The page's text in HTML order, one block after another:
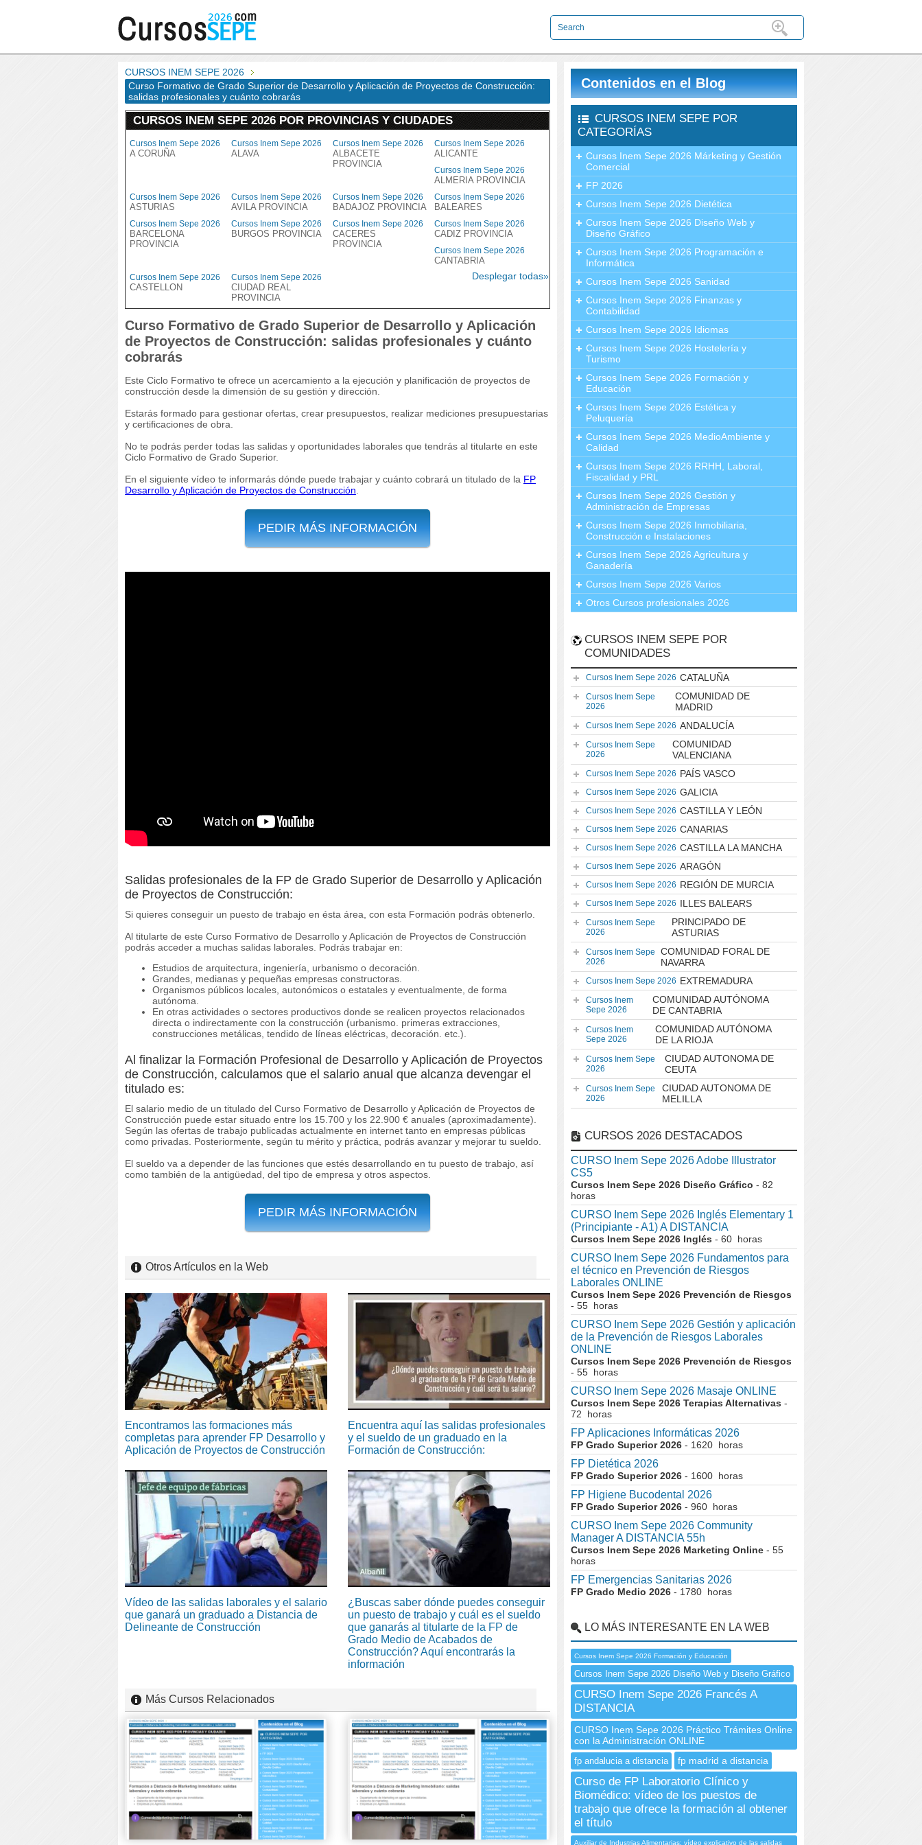
CURSOS INEM SEPE 2026
Curso Formativo de Grado Superior de Desarrollo y Aplicación de Proyectos de Construcción:
salidas profesionales y cuánto cobrarás
CURSOS INEM SEPE 2026 POR PROVINCIAS Y CIUDADES
Cursos Inem Sepe 2026
A CORUÑA
Cursos Inem Sepe 2026
ALAVA
Cursos Inem Sepe 2026
ALBACETE
PROVINCIA
Cursos Inem Sepe 2026
ALICANTE
Cursos Inem Sepe 2026
ALMERIA PROVINCIA
Cursos Inem Sepe 2026
ASTURIAS
Cursos Inem Sepe 2026
AVILA PROVINCIA
Cursos Inem Sepe 2026
BADAJOZ PROVINCIA
Cursos Inem Sepe 2026
BALEARES
Cursos Inem Sepe 2026
BARCELONA
PROVINCIA
Cursos Inem Sepe 2026
BURGOS PROVINCIA
Cursos Inem Sepe 2026
CACERES
PROVINCIA
Cursos Inem Sepe 2026
CADIZ PROVINCIA
Cursos Inem Sepe 2026
CANTABRIA
Cursos Inem Sepe 2026
CASTELLON
Cursos Inem Sepe 2026
CIUDAD REAL
PROVINCIA
Desplegar todas»
Curso Formativo de Grado Superior de Desarrollo y Aplicación
de Proyectos de Construcción: salidas profesionales y cuánto
cobrarás
Este Ciclo Formativo te ofrece un acercamiento a la ejecución y planificación de proyectos de
construcción desde la dimensión de su gestión y dirección.
Estarás formado para gestionar ofertas, crear presupuestos, realizar mediciones presupuestarias
y certificaciones de obra.
No te podrás perder todas las salidas y oportunidades laborales que tendrás al titularte en este
Ciclo Formativo de Grado Superior.
En el siguiente vídeo te informarás dónde puede trabajar y cuánto cobrará un titulado de la FP
Desarrollo y Aplicación de Proyectos de Construcción
PEDIR MÁS INFORMACIÓN
Salidas profesionales de la FP de Grado Superior de Desarrollo y Aplicación
de Proyectos de Construcción:
Si quieres conseguir un puesto de trabajo en ésta área, con esta Formación podrás obtenerlo.
Al titularte de este Curso Formativo de Desarrollo y Aplicación de Proyectos de Construcción
podrás acceder a muchas salidas laborales. Podrás trabajar en:
Estudios de arquitectura, ingeniería, urbanismo o decoración.
Grandes, medianas y pequeñas empresas constructoras.
Organismos públicos locales, autonómicos o estatales y eventualmente, de forma
autónoma.
En otras actividades o sectores productivos donde se realicen proyectos relacionados
directa o indirectamente con la construcción (urbanismo. primeras extracciones,
construcciones metálicas, tendido de líneas eléctricas, decoración. etc.).
Al finalizar la Formación Profesional de Desarrollo y Aplicación de Proyectos
de Construcción, calculamos que el salario anual que alcanza devengar el
titulado es:
El salario medio de un titulado del Curso Formativo de Desarrollo y Aplicación de Proyectos de
Construcción puede estar situado entre los 15.700 y los 22.900 € anuales (aproximadamente).
Según las ofertas de trabajo publicadas actualmente en internet tanto en empresas públicas
como privadas. Posteriormente, según tu mérito y práctica, podrás avanzar y mejorar tu sueldo.
El sueldo va a depender de las funciones que estés desarrollando en tu puesto de trabajo, así
como también de la antigüedad, del tipo de empresa y otros aspectos.
PEDIR MÁS INFORMACIÓN
Otros Artículos en la Web
Encontramos las formaciones más
completas para aprender FP Desarrollo y
Aplicación de Proyectos de Construcción
Encuentra aquí las salidas profesionales
y el sueldo de un graduado en la
Formación de Construcción:
Vídeo de las salidas laborales y el salario
que ganará un graduado a Distancia de
Delineante de Construcción
¿Buscas saber dónde puedes conseguir
un puesto de trabajo y cuál es el sueldo
que ganarás al titularte de la FP de
Grado Medio de Acabados de
Construcción? Aquí encontrarás la
información
Más Cursos Relacionados
Contenidos en el Blog
CURSOS INEM SEPE POR
CATEGORÍAS
Cursos Inem Sepe 2026 Márketing y Gestión
Comercial
FP 2026
Cursos Inem Sepe 2026 Dietética
Cursos Inem Sepe 2026 Diseño Web y
Diseño Gráfico
Cursos Inem Sepe 2026 Programación e
Informática
Cursos Inem Sepe 2026 Sanidad
Cursos Inem Sepe 2026 Finanzas y
Contabilidad
Cursos Inem Sepe 2026 Idiomas
Cursos Inem Sepe 2026 Hostelería y
Turismo
Cursos Inem Sepe 2026 Formación y
Educación
Cursos Inem Sepe 2026 Estética y
Peluquería
Cursos Inem Sepe 2026 MedioAmbiente y
Calidad
Cursos Inem Sepe 2026 RRHH, Laboral,
Fiscalidad y PRL
Cursos Inem Sepe 2026 Gestión y
Administración de Empresas
Cursos Inem Sepe 2026 Inmobiliaria,
Construcción e Instalaciones
Cursos Inem Sepe 2026 Agricultura y
Ganadería
Cursos Inem Sepe 2026 Varios
Otros Cursos profesionales 2026
CURSOS INEM SEPE POR
COMUNIDADES
Cursos Inem Sepe 2026 CATALUÑA
Cursos Inem Sepe
2026
COMUNIDAD DE
MADRID
Cursos Inem Sepe 2026 ANDALUCÍA
Cursos Inem Sepe
2026
COMUNIDAD
VALENCIANA
Cursos Inem Sepe 2026 PAÍS VASCO
Cursos Inem Sepe 2026 GALICIA
Cursos Inem Sepe 2026 CASTILLA Y LEÓN
Cursos Inem Sepe 2026 CANARIAS
Cursos Inem Sepe 2026 CASTILLA LA MANCHA
Cursos Inem Sepe 2026 ARAGÓN
Cursos Inem Sepe 2026 REGIÓN DE MURCIA
Cursos Inem Sepe 2026 ILLES BALEARS
Cursos Inem Sepe
2026
PRINCIPADO DE
ASTURIAS
Cursos Inem Sepe
2026
COMUNIDAD FORAL DE
NAVARRA
Cursos Inem Sepe 2026 EXTREMADURA
Cursos Inem
Sepe 2026
COMUNIDAD AUTÓNOMA
DE CANTABRIA
Cursos Inem
Sepe 2026
COMUNIDAD AUTÓNOMA
DE LA RIOJA
Cursos Inem Sepe
2026
CIUDAD AUTONOMA DE
CEUTA
Cursos Inem Sepe
2026
CIUDAD AUTONOMA DE
MELILLA
CURSOS 2026 DESTACADOS
CURSO Inem Sepe 2026 Adobe Illustrator
CS5
Cursos Inem Sepe 2026 Diseño Gráfico - 82
horas
CURSO Inem Sepe 2026 Inglés Elementary 1
(Principiante - A1) A DISTANCIA
Cursos Inem Sepe 2026 Inglés - 60 horas
CURSO Inem Sepe 2026 Fundamentos para
el técnico en Prevención de Riesgos
Laborales ONLINE
Cursos Inem Sepe 2026 Prevención de Riesgos
- 55 horas
CURSO Inem Sepe 2026 Gestión y aplicación
de la Prevención de Riesgos Laborales
ONLINE
Cursos Inem Sepe 2026 Prevención de Riesgos
- 55 horas
CURSO Inem Sepe 2026 Masaje ONLINE
Cursos Inem Sepe 2026 Terapias Alternativas -
72 horas
FP Aplicaciones Informáticas 2026
FP Grado Superior 2026 - 1620 horas
FP Dietética 2026
FP Grado Superior 2026 - 1600 horas
FP Higiene Bucodental 2026
FP Grado Superior 2026 - 960 horas
CURSO Inem Sepe 2026 Community
Manager A DISTANCIA 55h
Cursos Inem Sepe 2026 Marketing Online - 55
horas
FP Emergencias Sanitarias 2026
FP Grado Medio 2026 - 1780 horas
LO MÁS INTERESANTE EN LA WEB
Cursos Inem Sepe 2026 Formación y Educación
Cursos Inem Sepe 2026 Diseño Web y Diseño Gráfico
CURSO Inem Sepe 2026 Francés A
DISTANCIA
CURSO Inem Sepe 2026 Práctico Trámites Online
con la Administración ONLINE
fp andalucia a distancia fp madrid a distancia
Curso de FP Laboratorio Clínico y
Biomédico: vídeo de los puestos de
trabajo que ofrece la formación al obtener
el título
Auxiliar de Industrias Alimentarias: vídeo explicativo de las salidas